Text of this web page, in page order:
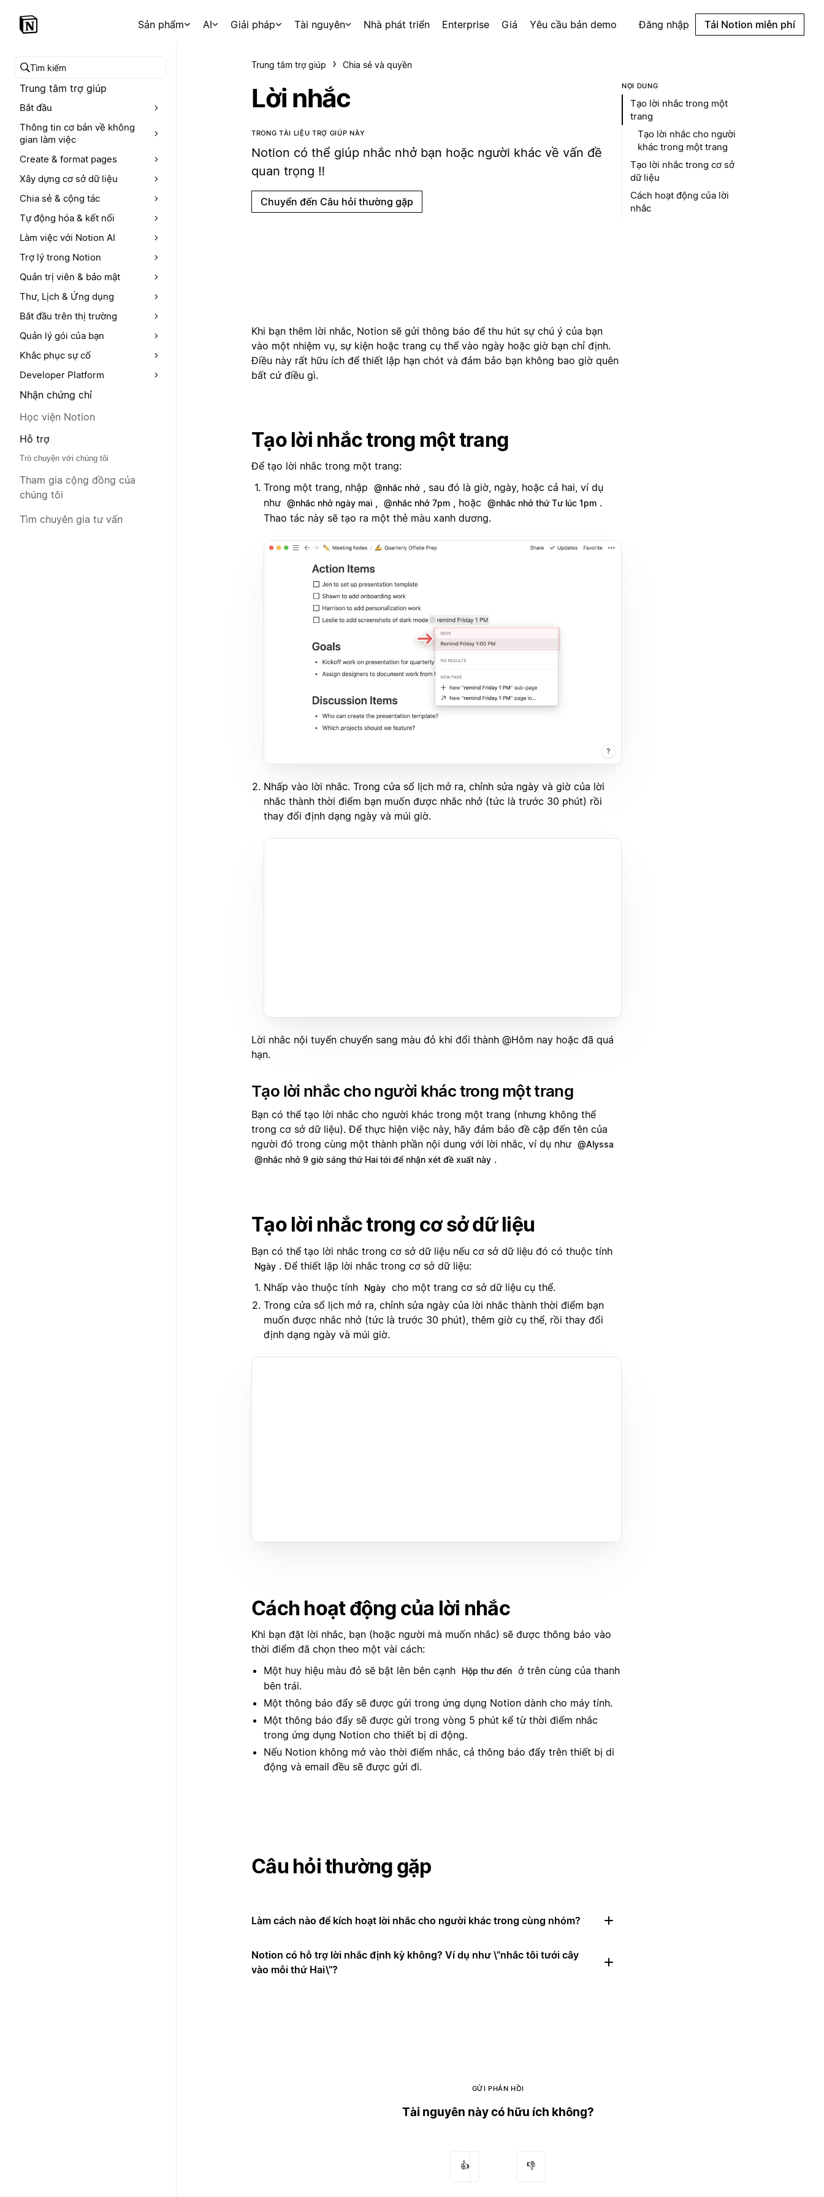
Sản phẩm AI Giải pháp Tài nguyên Nhà phát triển Enterprise Giá Yêu cầu bản demo Đăng nhập Tải Notion miễn phí
Tìm kiếm trong trung tâm trợ giúp
Trung tâm trợ giúp
Bắt đầu
Thông tin cơ bản về không
gian làm việc
Create & format pages
Xây dựng cơ sở dữ liệu
Chia sẻ & cộng tác
Tự động hóa & kết nối
Làm việc với Notion AI
Trợ lý trong Notion
Quản trị viên & bảo mật
Thư, Lịch & Ứng dụng
Bắt đầu trên thị trường
Quản lý gói của bạn
Khắc phục sự cố
Developer Platform
Nhận chứng chỉ
Học viện Notion
Hỗ trợ
Trò chuyện với chúng tôi
Tham gia cộng đồng của
chúng tôi
Tìm chuyên gia tư vấn
Trung tâm trợ giúp Chia sẻ và quyền
Lời nhắc
TRONG TÀI LIỆU TRỢ GIÚP NÀY
Notion có thể giúp nhắc nhở bạn hoặc người khác về vấn đề
quan trọng ‼️
Chuyển đến Câu hỏi thường gặp
Khi bạn thêm lời nhắc, Notion sẽ gửi thông báo để thu hút sự chú ý của bạn
vào một nhiệm vụ, sự kiện hoặc trang cụ thể vào ngày hoặc giờ bạn chỉ định.
Điều này rất hữu ích để thiết lập hạn chót và đảm bảo bạn không bao giờ quên
bất cứ điều gì.
Tạo lời nhắc trong một trang
Để tạo lời nhắc trong một trang:
Trong một trang, nhập
@nhắc nhở
, sau đó là giờ, ngày, hoặc cả hai, ví dụ
như @nhắc nhở ngày mai @nhắc nhở 7pm , hoặc @nhắc nhở thứ Tư lúc 1pm .
Thao tác này sẽ tạo ra một thẻ màu xanh dương.
Nhấp vào lời nhắc. Trong cửa sổ lịch mở ra, chỉnh sửa ngày và giờ của lời
nhắc thành thời điểm bạn muốn được nhắc nhở (tức là trước 30 phút) rồi
thay đổi định dạng ngày và múi giờ.
Lời nhắc nội tuyến chuyển sang màu đỏ khi đổi thành @Hôm nay hoặc đã quá
hạn.
Tạo lời nhắc cho người khác trong một trang
Bạn có thể tạo lời nhắc cho người khác trong một trang (nhưng không thể
trong cơ sở dữ liệu). Để thực hiện việc này, hãy đảm bảo đề cập đến tên của
người đó trong cùng một thành phần nội dung với lời nhắc, ví dụ như @Alyssa
@nhắc nhở 9 giờ sáng thứ Hai tới để nhận xét đề xuất này .
Tạo lời nhắc trong cơ sở dữ liệu
Bạn có thể tạo lời nhắc trong cơ sở dữ liệu nếu cơ sở dữ liệu đó có thuộc tính
Ngày . Để thiết lập lời nhắc trong cơ sở dữ liệu:
Nhấp vào thuộc tính
Ngày cho một trang cơ sở dữ liệu cụ thể.
Trong cửa sổ lịch mở ra, chỉnh sửa ngày của lời nhắc thành thời điểm bạn
muốn được nhắc nhở (tức là trước 30 phút), thêm giờ cụ thể, rồi thay đổi
định dạng ngày và múi giờ.
Cách hoạt động của lời nhắc
Khi bạn đặt lời nhắc, bạn (hoặc người mà muốn nhắc) sẽ được thông báo vào
thời điểm đã chọn theo một vài cách:
Một huy hiệu màu đỏ sẽ bật lên bên cạnh
Hộp thư đến ở trên cùng của thanh
bên trái.
Một thông báo đẩy sẽ được gửi trong ứng dụng Notion dành cho máy tính.
Một thông báo đẩy sẽ được gửi trong vòng 5 phút kể từ thời điểm nhắc
trong ứng dụng Notion cho thiết bị di động.
Nếu Notion không mở vào thời điểm nhắc, cả thông báo đẩy trên thiết bị di
động và email đều sẽ được gửi đi.
Câu hỏi thường gặp
Làm cách nào để kích hoạt lời nhắc cho người khác trong cùng nhóm?
Notion có hỗ trợ lời nhắc định kỳ không? Ví dụ như \"nhắc tôi tưới cây
vào mỗi thứ Hai\"?
NỘI DUNG
Tạo lời nhắc trong một
trang
Tạo lời nhắc cho người
khác trong một trang
Tạo lời nhắc trong cơ sở
dữ liệu
Cách hoạt động của lời
nhắc
GỬI PHẢN HỒI
Tài nguyên này có hữu ích không?
👍 👎